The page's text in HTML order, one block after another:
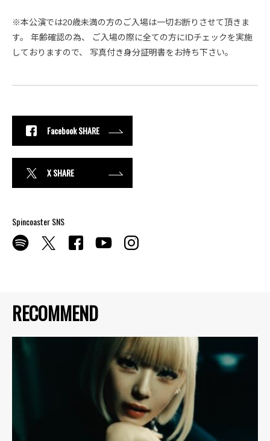
RECOMMEND
※本公演では20歳未満の方のご入場は一切お断りさせて頂きま
す。 年齢確認の為、 ご入場の際に全ての方にIDチェックを実施
しておりますので、 写真付き身分証明書をお持ち下さい。
Facebook SHARE
X SHARE
Spincoaster SNS